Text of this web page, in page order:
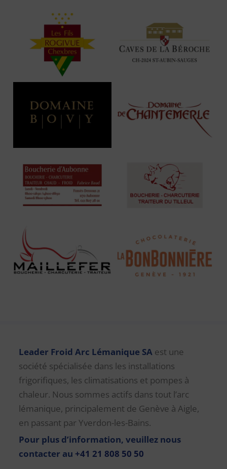
Leader Froid Arc Lémanique SA est une
société spécialisée dans les installations
frigorifiques, les climatisations et pompes à
chaleur. Nous sommes actifs dans tout l’arc
lémanique, principalement de Genève à Aigle,
en passant par Yverdon-les-Bains.
Pour plus d’information, veuillez nous
contacter au +41 21 808 50 50